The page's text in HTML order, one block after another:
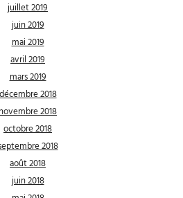
juillet 2019
juin 2019
mai 2019
avril 2019
mars 2019
2018
2018
octobre 2018
2018
août 2018
juin 2018